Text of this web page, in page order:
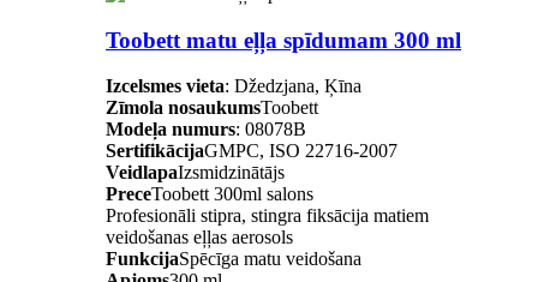
Toobett matu eļļa spīdumam 300 ml
Izcelsmes vieta: Džedzjana, Ķīna
Zīmola nosaukumsToobett
Modeļa numurs: 08078B
SertifikācijaGMPC, ISO 22716-2007
VeidlapaIzsmidzinātājs
PreceToobett 300ml salons
Profesionāli stipra, stingra fiksācija matiem
veidošanas eļļas aerosols
FunkcijaSpēcīga matu veidošana